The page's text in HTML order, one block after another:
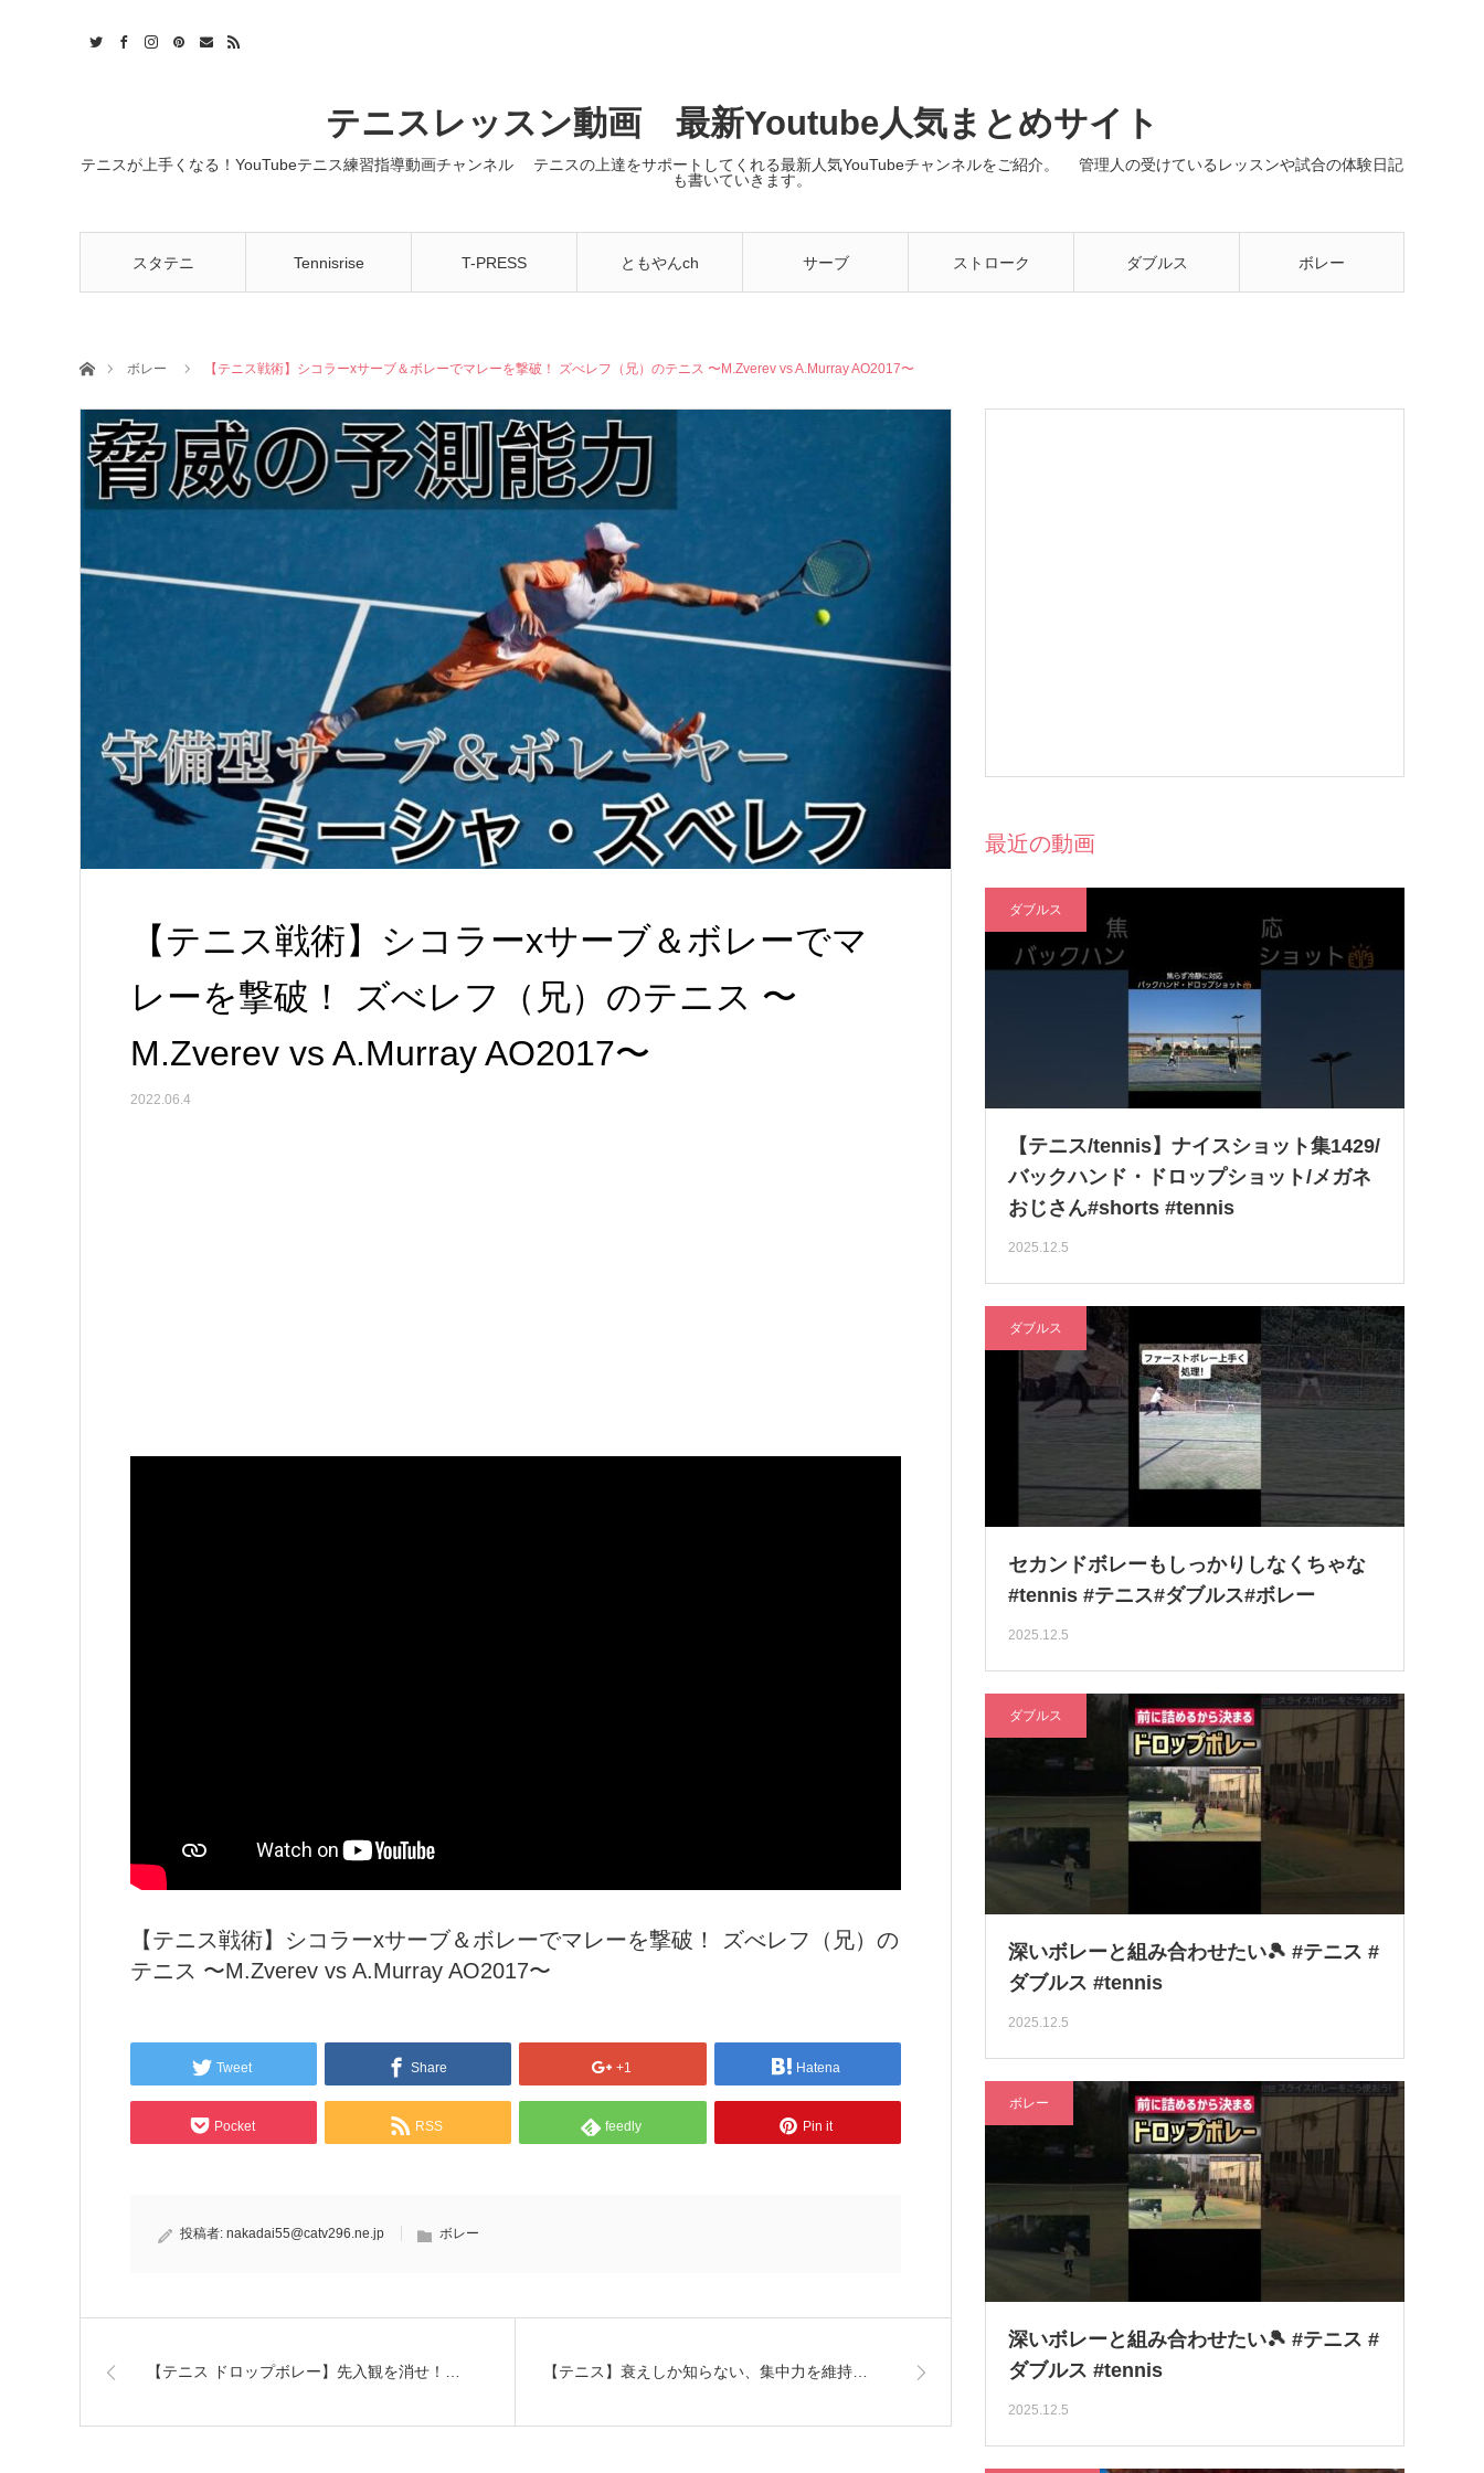
テニスレッスン動画 最新Youtube人気まとめサイト
テニスが上手くなる！YouTubeテニス練習指導動画チャンネル テニスの上達をサポートしてくれる最新人気YouTubeチャンネルをご紹介。 管理人の受けているレッスンや試合の体験日記
も書いていきます。
スタテニ Tennisrise T-PRESS ともやんch サーブ ストローク ダブルス ボレー
ホームボレー 【テニス戦術】シコラーxサーブ＆ボレーでマレーを撃破！ ズべレフ（兄）のテニス 〜M.Zverev vs A.Murray AO2017〜
【テニス戦術】シコラーxサーブ＆ボレーでマ
レーを撃破！ ズべレフ（兄）のテニス 〜
M.Zverev vs A.Murray AO2017〜
2022.06.4
【テニス戦術】シコラーxサーブ＆ボレーでマレーを撃破！ ズべレフ（兄）の
テニス 〜M.Zverev vs A.Murray AO2017〜
Tweet Share +1 Hatena
Pocket RSS feedly Pin it
投稿者: nakadai55@catv296.ne.jp ボレー
【テニス ドロップボレー】先入観を消せ！… 【テニス】衰えしか知らない、集中力を維持…
最近の動画
ダブルス
【テニス/tennis】ナイスショット集1429/
バックハンド・ドロップショット/メガネ
おじさん#shorts #tennis
2025.12.5
ダブルス
セカンドボレーもしっかりしなくちゃな
#tennis #テニス#ダブルス#ボレー
2025.12.5
ダブルス
深いボレーと組み合わせたい🎾 #テニス #
ダブルス #tennis
2025.12.5
ボレー
深いボレーと組み合わせたい🎾 #テニス #
ダブルス #tennis
2025.12.5